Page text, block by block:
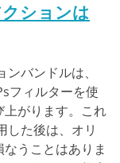
ションは
バンドルは、
フィルターを使
がります。これ
た後は、オリ
うことはありま